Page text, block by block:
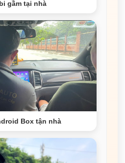
gầm tại nhà
Box tận nhà